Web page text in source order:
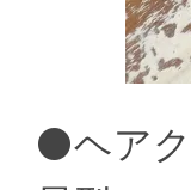
⚫ヘア